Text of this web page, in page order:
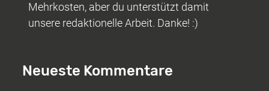
Mehrkosten, aber du unterstützt damit
unsere redaktionelle Arbeit. Danke! :)
Neueste Kommentare